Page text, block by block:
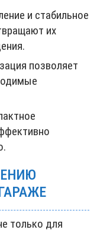
и стабильное
их
позволяет
только для